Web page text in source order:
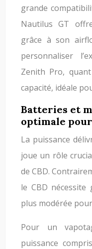
grande
Nautilus GT
grâce à son
personnaliser
Zenith Pro,
capacité, idéale
Batteries et
optimale pour
La puissance
joue un rôle
de CBD.
le CBD nécessite
plus modérée
Pour un
puissance